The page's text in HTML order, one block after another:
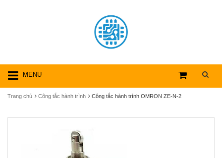
MENU
Trang chủ Công tắc hành trình Công tắc hành trình OMRON ZE-N-2